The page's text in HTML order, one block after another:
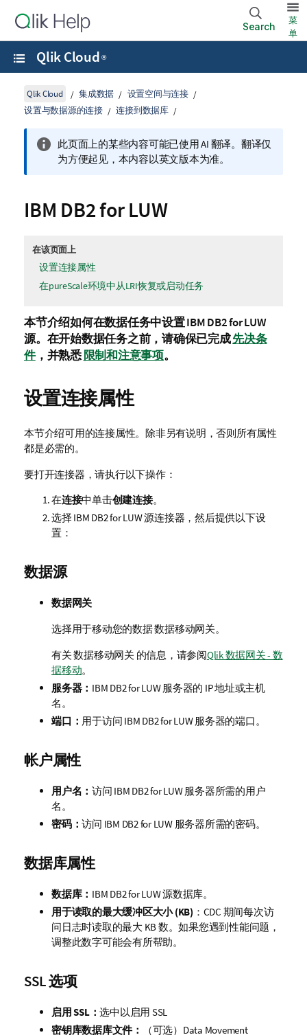
Search
菜
单
Qlik Cloud ®
Qlik Cloud 集成数据
设置空间与连接
设置与数据源的连接
连接到数据库
此页面上的某些内容可能已使用 AI 翻译。翻译仅
为方便起见，本内容以英文版本为准。
IBM DB2 for LUW
在该页面上
设置连接属性
在pureScale环境中从LRI恢复或启动任务
本节介绍如何在数据任务中设置 IBM DB2 for LUW
源。在开始数据任务之前，请确保已完成先决条
件，并熟悉 限制和注意事项。
设置连接属性
本节介绍可用的连接属性。除非另有说明，否则所有属性
都是必需的。
要打开连接器，请执行以下操作：
在连接中单击创建连接。
选择 IBM DB2 for LUW源连接器，然后提供以下设
置：
数据源
数据网关
选择用于移动您的数据数据移动网关。
有关数据移动网关 的信息，请参阅Qlik 数据网关 - 数
据移动。
服务器： IBM DB2 for LUW 服务器的 IP 地址或主机
名。
端口： 用于访问 IBM DB2 for LUW 服务器的端口。
帐户属性
用户名： 访问 IBM DB2 for LUW 服务器所需的用户
名。
密码：访问 IBM DB2 for LUW 服务器所需的密码。
数据库属性
数据库： IBM DB2 for LUW 源数据库。
用于读取的最大缓冲区大小 (KB) ：CDC 期间每次访
问日志时读取的最大 KB 数。如果您遇到性能问题，
调整此数字可能会有所帮助。
SSL 选项
启用 SSL：选中以启用 SSL
密钥库数据库文件：
（可选） Data Movement